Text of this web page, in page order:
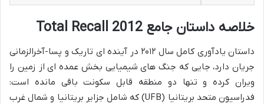
خلاصه داستان جامع Total Recall 2012
داستان یادآوری کامل سال ۲۰۱۲ در آینده ای تاریک و پسا-آخرالزمانی
جریان دارد، جایی که جنگ های شیمیایی بخش عمده ای از زمین را
ویران کرده و تنها دو منطقه قابل سکونت باقی مانده است:
فدراسیون متحد بریتانیا (UFB) که شامل جزایر بریتانیا و شمال غرب